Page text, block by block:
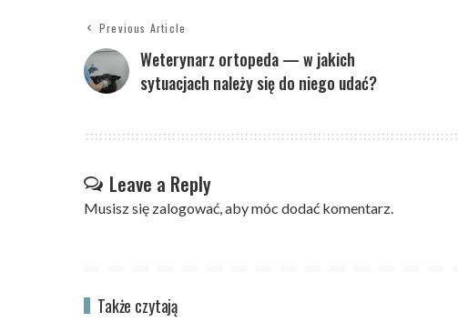
Previous Article
Weterynarz ortopeda — w jakich
sytuacjach należy się do niego udać?
Leave a Reply
Musisz się zalogować, aby móc dodać komentarz.
Także czytają